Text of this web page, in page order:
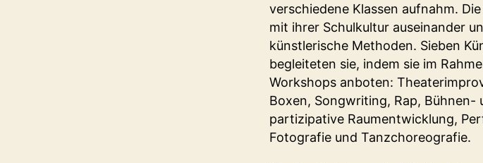
verschiedene Klassen aufnahm.
mit ihrer Schulkultur auseinander
künstlerische Methoden. Sieben
begleiteten sie, indem sie im
Workshops anboten:
Boxen, Songwriting, Rap, Bühnen-
partizipative Raumentwicklung,
Fotografie und Tanzchoreografie.